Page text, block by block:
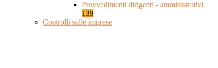
Provvedimenti dirigenti - amministrativi
139
Controlli sulle imprese